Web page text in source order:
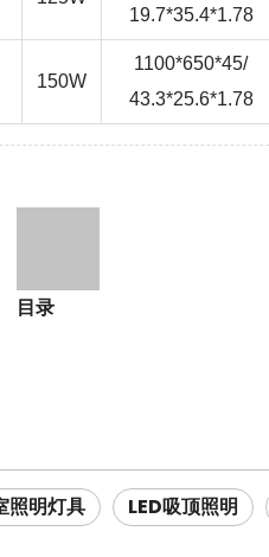
19.7*35.4*1.78
150W
1100*650*45/
43.3*25.6*1.78
目录
照明灯具 LED吸顶照明